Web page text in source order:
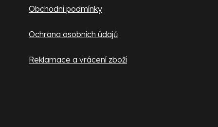
Obchodní podmínky
Ochrana osobních údajů
Reklamace a vrácení zboží